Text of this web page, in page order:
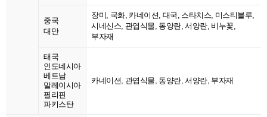
중국
대만
장미, 국화, 카네이션, 대국, 스타치스, 미스티블루,
시네신스, 관엽식물, 동양란, 서양란, 비누꽃,
부자재
태국
인도네시아
베트남
말레이시아
필리핀
파키스탄
카네이션, 관엽식물, 동양란, 서양란, 부자재